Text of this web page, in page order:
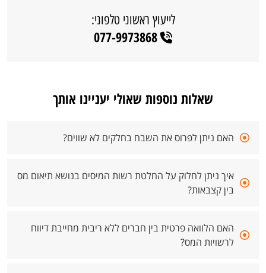
לייעוץ ראשוני טלפוני:
077-9973868
שאלות נוספות שאולי יעניינו אותך
האם ניתן לפרוס את השבח בחלקים לא שווים?
איך ניתן לחלוק על החלטת רשות המיסים בנושא תיאום מס
בין קצבאות?
האם הלוואה פרטית בין חברים ללא ריבית מחייבת דיווח
לרשויות המס?